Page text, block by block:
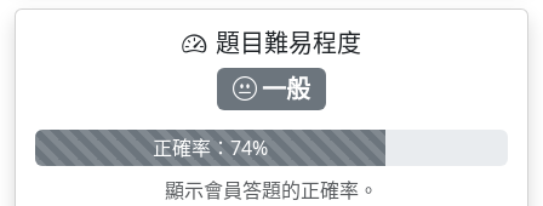
題目難易程度
一般
正確率：74%
顯示會員答題的正確率。